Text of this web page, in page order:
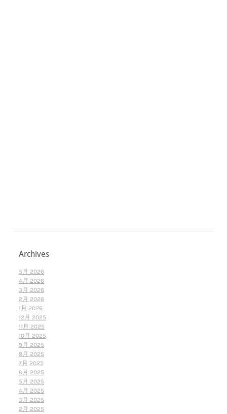
Archives
5月 2026
4月 2026
3月 2026
2月 2026
1月 2026
12月 2025
11月 2025
10月 2025
9月 2025
8月 2025
7月 2025
6月 2025
5月 2025
4月 2025
3月 2025
2月 2025